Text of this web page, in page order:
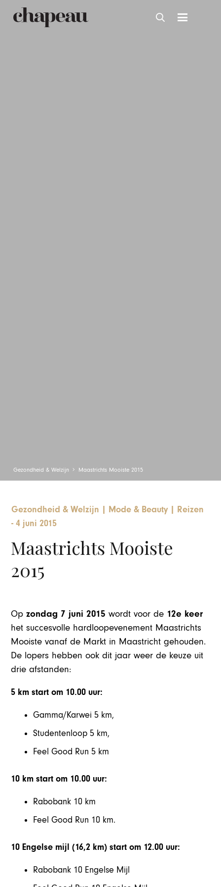
Gezondheid & Welzijn Maastrichts Mooiste 2015
Gezondheid & Welzijn | Mode & Beauty | Reizen
-4 juni 2015
Maastrichts Mooiste
2015
Opzondag 7 juni 2015 wordt voor de 12e keer
het succesvolle hardloopevenement Maastrichts
Mooiste vanaf de Markt in Maastricht gehouden.
De lopers hebben ook dit jaar weer de keuze uit
drie afstanden:
5 km start om 10.00 uur:
Gamma/Karwei 5 km,
Studentenloop 5 km,
Feel Good Run 5 km
10 km start om 10.00 uur:
Rabobank 10 km
Feel Good Run 10 km.
10 Engelse mijl (16,2 km) start om 12.00 uur:
Rabobank 10 Engelse Mijl